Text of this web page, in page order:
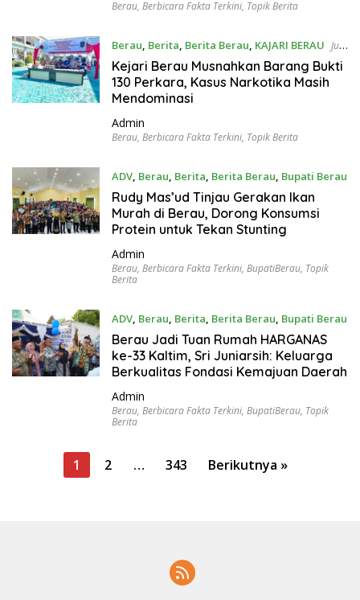
Berau, Berbicara Fakta Terkini, Topik Berita
Berau, Berita, Berita Berau, KAJARI BERAU Juli
28, 2026
Kejari Berau Musnahkan Barang Bukti
130 Perkara, Kasus Narkotika Masih
Mendominasi
Admin
Berau, Berbicara Fakta Terkini, Topik Berita
ADV, Berau, Berita, Berita Berau, Bupati Berau
Juli 23, 2026
Rudy Mas’ud Tinjau Gerakan Ikan
Murah di Berau, Dorong Konsumsi
Protein untuk Tekan Stunting
Admin
Berau, Berbicara Fakta Terkini, BupatiBerau, Topik
Berita
ADV, Berau, Berita, Berita Berau, Bupati Berau
Juli 23, 2026
Berau Jadi Tuan Rumah HARGANAS
ke-33 Kaltim, Sri Juniarsih: Keluarga
Berkualitas Fondasi Kemajuan Daerah
Admin
Berau, Berbicara Fakta Terkini, BupatiBerau, Topik
Berita
1 2 … 343 Berikutnya »